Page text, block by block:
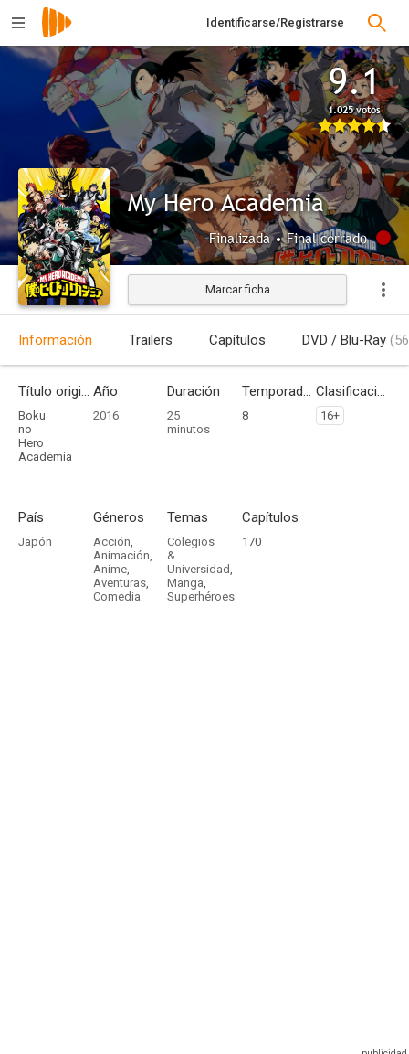
Identificarse/Registrarse
9.1
1.025 votos
My Hero Academia
Finalizada • Final cerrado
Marcar ficha
Información Trailers Capítulos DVD / Blu-Ray
Título original
Boku
no
Hero
Academia
Año
2016
Duración
25
minutos
Temporadas
8
Clasificación por edades
16+
País
Japón
Géneros
Acción,
Animación,
Anime,
Aventuras,
Comedia
Temas
Colegios
&
Universidad,
Manga,
Superhéroes
Capítulos
170